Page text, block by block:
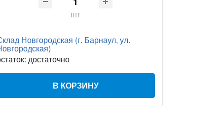
шт
Новгородская (г. Барнаул, ул.
достаточно
В КОРЗИНУ